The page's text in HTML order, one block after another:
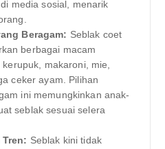
media sosial, menarik
Beragam: Seblak coet
berbagai macam
makaroni, mie,
ceker ayam. Pilihan
ini memungkinkan anak-
seblak sesuai selera
Seblak kini tidak